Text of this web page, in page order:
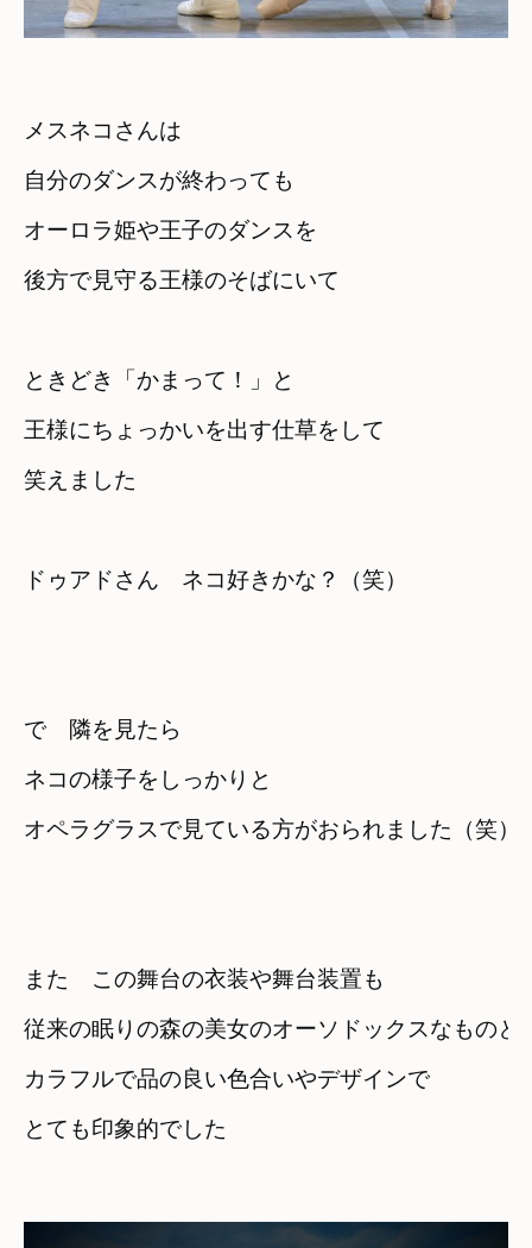
メスネコさんは
自分のダンスが終わっても
オーロラ姫や王子のダンスを
後方で見守る王様のそばにいて
ときどき「かまって！」と
王様にちょっかいを出す仕草をして
笑えました
ドゥアドさん　ネコ好きかな？（笑）
で　隣を見たら
ネコの様子をしっかりと
オペラグラスで見ている方がおられました（笑）
また　この舞台の衣装や舞台装置も
従来の眠りの森の美女のオーソドックスなものと
カラフルで品の良い色合いやデザインで
とても印象的でした